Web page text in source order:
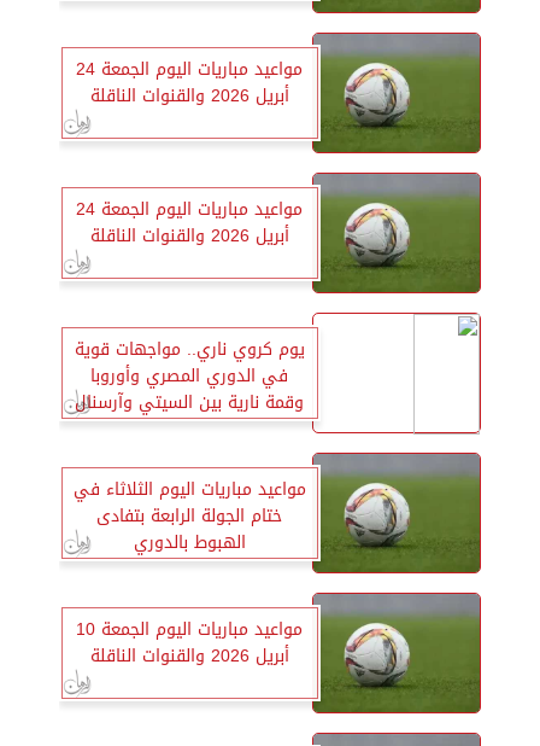
مواعيد مباريات اليوم الجمعة 24
أبريل 2026 والقنوات الناقلة
مواعيد مباريات اليوم الجمعة 24
أبريل 2026 والقنوات الناقلة
يوم كروي ناري.. مواجهات قوية
في الدوري المصري وأوروبا
وقمة نارية بين السيتي وآرسنال
مواعيد مباريات اليوم الثلاثاء في
ختام الجولة الرابعة بتفادى
الهبوط بالدوري
مواعيد مباريات اليوم الجمعة 10
أبريل 2026 والقنوات الناقلة